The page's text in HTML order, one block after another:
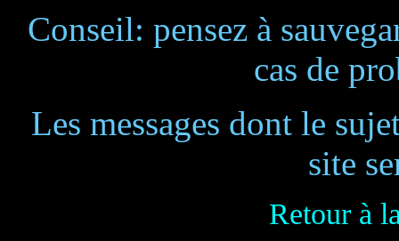
Conseil: pensez à
cas de
Les messages dont le
site
Retour à